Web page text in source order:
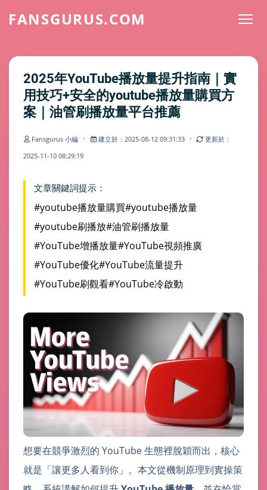
FANSGURUS.COM
2025年YouTube播放量提升指南｜實
用技巧+安全的youtube播放量購買方
案｜油管刷播放量平台推薦
Fansgurus 小編 · 建立於：2025-08-12 09:31:33 ·
更新於：
2025-11-10 08:29:19
文章關鍵詞提示：
#youtube播放量購買#youtube播放量
#youtube刷播放#油管刷播放量
#YouTube增播放量#YouTube視頻推廣
#YouTube優化#YouTube流量提升
#YouTube刷觀看#YouTube冷啟動
想要在競爭激烈的 YouTube 生態裡脫穎而出，核心
就是「讓更多人看到你」。本文從機制原理到實操策